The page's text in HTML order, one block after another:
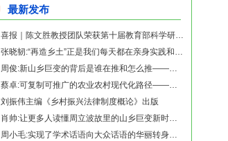
最新发布
喜报｜陈文胜教授团队荣获第十届教育部科学研究优秀成果奖（人文社会科学）
张晓韧:“再造乡土”正是我们每天都在亲身实践和探索的事业——《再造乡土:历史坐标地的
周俊:新山乡巨变的背后是谁在推和怎么推——《再造乡土:历史坐标地的新山乡巨变》新书发
蔡卓:可复制可推广的农业农村现代化路径——《再造乡土:历史坐标地的新山乡巨变》新书发
刘振伟主编《乡村振兴法律制度概论》出版
肖帅:让更多人读懂周立波故里的山乡巨变新时代故事——《再造乡土:历史坐标地的新山乡巨
周小毛:实现了学术话语向大众话语的华丽转身——《再造乡土:历史坐标地的新山乡巨变》新